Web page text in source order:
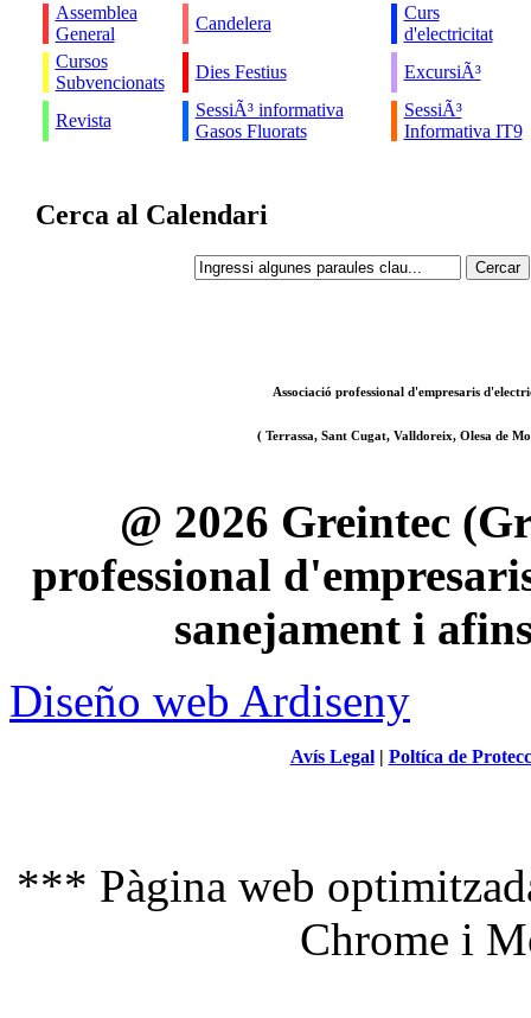
Assemblea
General
Candelera
Curs
d'electricitat
Cursos
Subvencionats
Dies Festius ExcursiÃ³
Revista
SessiÃ³ informativa
Gasos Fluorats
SessiÃ³
Informativa IT9
Cerca al Calendari
Associació professional d'empresaris
( Terrassa, Sant Cugat, Valldoreix, Olesa de
@ 2026 Greintec
professional
sanejament i
Diseño web Ardiseny
Avís Legal| Poltíca de
*** Pàgina web
Chrome i